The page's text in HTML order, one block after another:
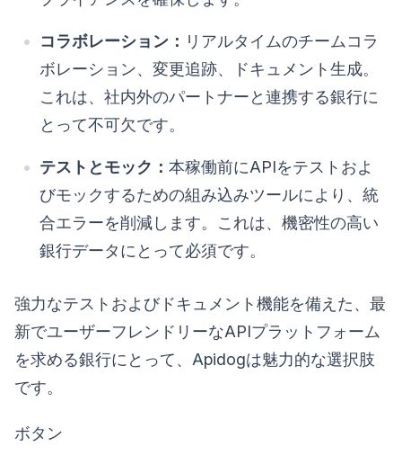
コラボレーション： リアルタイムのチームコラ
ボレーション、変更追跡、ドキュメント生成。
これは、社内外のパートナーと連携する銀行に
とって不可欠です。
テストとモック： 本稼働前にAPIをテストおよ
びモックするための組み込みツールにより、統
合エラーを削減します。これは、機密性の高い
銀行データにとって必須です。
強力なテストおよびドキュメント機能を備えた、最
新でユーザーフレンドリーなAPIプラットフォーム
を求める銀行にとって、Apidogは魅力的な選択肢
です。
ボタン